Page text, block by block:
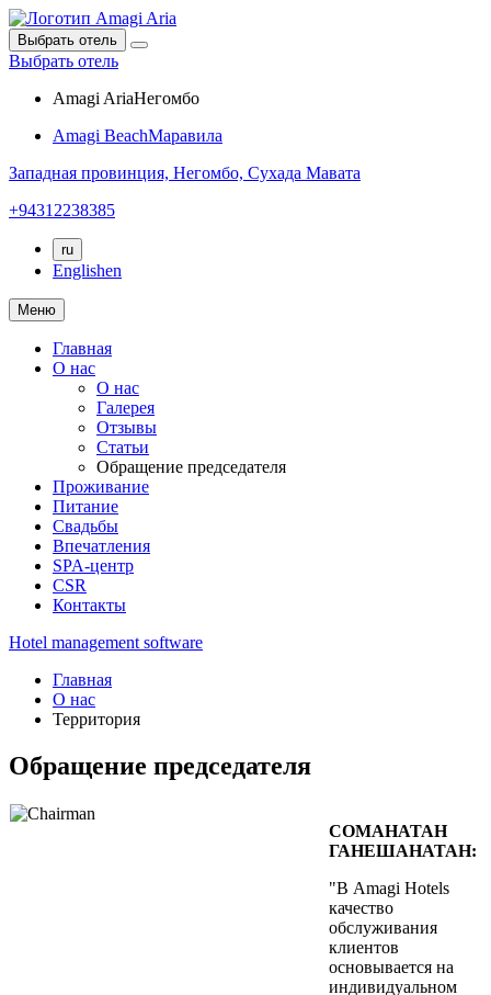
Выбрать отель
Выбрать отель
Amagi AriaНегомбо
Amagi BeachМаравила
Западная провинция, Негомбо, Сухада Мавата
+94312238385
ru
Englishen
Меню
Главная
О нас
О нас
Галерея
Отзывы
Статьи
Обращение председателя
Проживание
Питание
Свадьбы
Впечатления
SPA-центр
CSR
Контакты
Hotel management software
Главная
О нас
Территория
Обращение председателя
СОМАНАТАН
ГАНЕШАНАТАН:
"В Amagi Hotels
качество
обслуживания
клиентов
основывается на
индивидуальном